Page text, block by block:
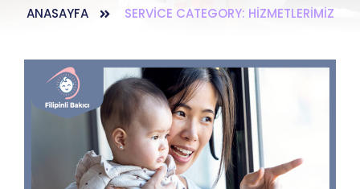
ANASAYFA SERVICE CATEGORY: HIZMETLERIMIZ